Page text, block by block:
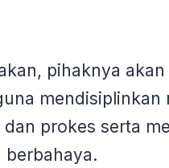
pihaknya
mendisiplinkan
prokes serta
berbahaya.